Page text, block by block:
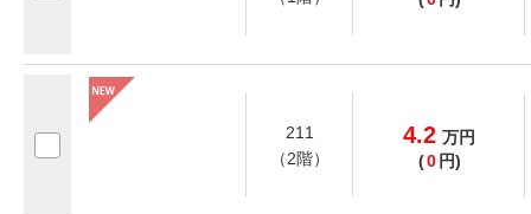
211
（2階）
4.2 万円
(0 円)